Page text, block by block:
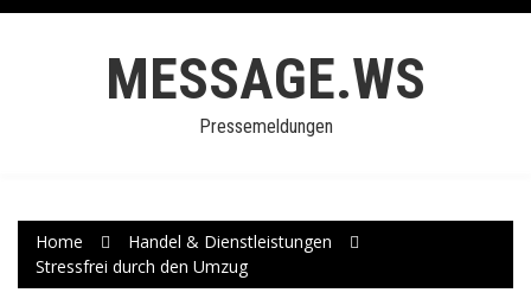
Skip
MESSAGE.WS
Pressemeldungen
Home
Handel & Dienstleistungen
Stressfrei durch den Umzug